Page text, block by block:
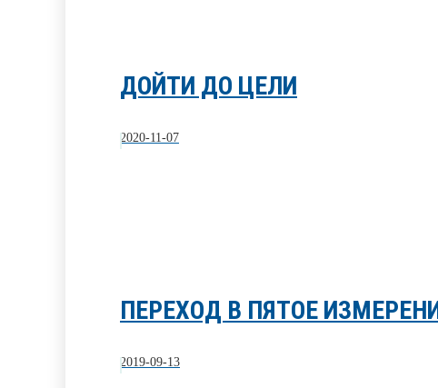
ДОЙТИ ДО ЦЕЛИ
2020-11-07
ПЕРЕХОД В ПЯТОЕ
2019-09-13